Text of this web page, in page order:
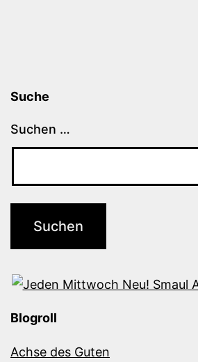
Suche
Suchen …
Blogroll
Achse des Guten